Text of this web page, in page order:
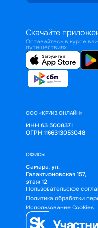
Скачайте
Оставайтесь в курсе
путешествиях
ООО «КРУИЗ.ОНЛАЙН»
ИНН 6315008371
ОГРН 1166313053048
ОФИСЫ
Самара, ул.
Галактионовская 157,
этаж 12
Пользовательское
Политика обработки
Использование Cookies